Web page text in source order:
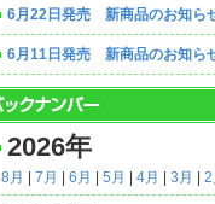
6月22日発売 新商品のお知ら
6月11日発売 新商品のお知ら
2026年
8月 7月 6月 5月 4月 3月 2